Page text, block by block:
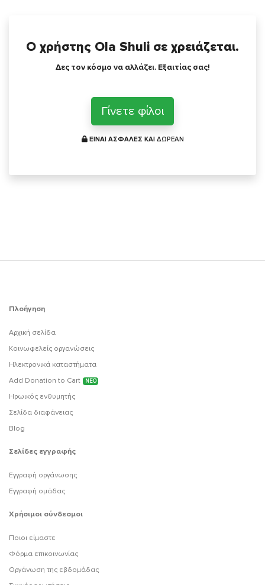
Ο χρήστης Ola Shuli σε χρειάζεται.
Δες τον κόσμο να αλλάζει. Εξαιτίας σας!
Γίνετε φίλοι
ΕΙΝΑΙ ΑΣΦΑΛΕΣ ΚΑΙ ΔΩΡΕΑΝ
Πλοήγηση
Αρχική σελίδα
Κοινωφελείς οργανώσεις
Ηλεκτρονικά καταστήματα
Add Donation to Cart
ΝΕΟ
Ηρωικός ενθυμητής
Σελίδα διαφάνειας
Blog
Σελίδες εγγραφής
Εγγραφή οργάνωσης
Εγγραφή ομάδας
Χρήσιμοι σύνδεσμοι
Ποιοι είμαστε
Φόρμα επικοινωνίας
Οργάνωση της εβδομάδας